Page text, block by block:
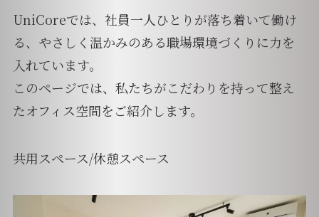
UniCoreでは、社員一人ひとりが落ち着いて働け
る、やさしく温かみのある職場環境づくりに力を
入れています。
このページでは、私たちがこだわりを持って整え
たオフィス空間をご紹介します。
共用スペース/休憩スペース